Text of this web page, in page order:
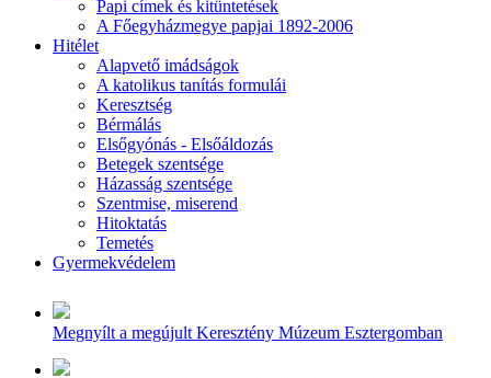
Papi címek és kitüntetések
A Főegyházmegye papjai 1892-2006
Hitélet
Alapvető imádságok
A katolikus tanítás formulái
Keresztség
Bérmálás
Elsőgyónás - Elsőáldozás
Betegek szentsége
Házasság szentsége
Szentmise, miserend
Hitoktatás
Temetés
Gyermekvédelem
Megnyílt a megújult Keresztény Múzeum Esztergomban